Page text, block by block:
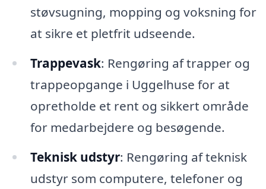
støvsugning, mopping og voksning for
at sikre et pletfrit udseende.
Trappevask: Rengøring af trapper og
trappeopgange i Uggelhuse for at
opretholde et rent og sikkert område
for medarbejdere og besøgende.
Teknisk udstyr: Rengøring af teknisk
udstyr som computere, telefoner og